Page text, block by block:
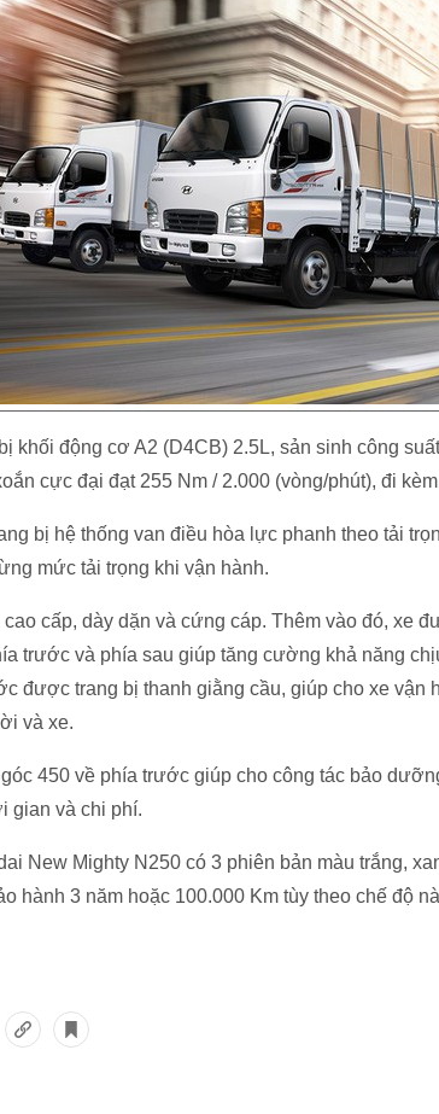
khối động cơ A2 (D4CB) 2.5L, sản sinh công
cực đại đạt 255 Nm / 2.000 (vòng/phút), đi
bị hệ thống van điều hòa lực phanh theo tải
mức tải trọng khi vận hành.
cấp, dày dặn và cứng cáp. Thêm vào đó, xe
trước và phía sau giúp tăng cường khả năng
được trang bị thanh giằng cầu, giúp cho xe vận
và xe.
450 về phía trước giúp cho công tác bảo
gian và chi phí.
New Mighty N250 có 3 phiên bản màu trắng,
hành 3 năm hoặc 100.000 Km tùy theo chế độ